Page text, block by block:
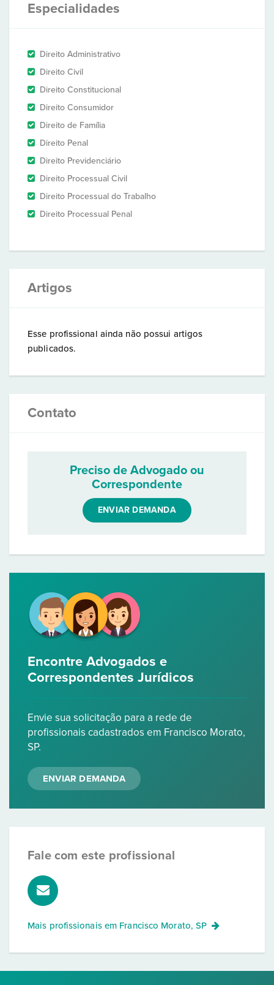
Especialidades
Direito Administrativo
Direito Civil
Direito Constitucional
Direito Consumidor
Direito de Família
Direito Penal
Direito Previdenciário
Direito Processual Civil
Direito Processual do Trabalho
Direito Processual Penal
Artigos
Esse profissional ainda não possui artigos
publicados.
Contato
Preciso de Advogado ou
Correspondente
ENVIAR DEMANDA
Encontre Advogados e
Correspondentes Jurídicos
Envie sua solicitação para a rede de
profissionais cadastrados em Francisco Morato,
SP.
ENVIAR DEMANDA
Fale com este profissional
Mais profissionais em Francisco Morato, SP